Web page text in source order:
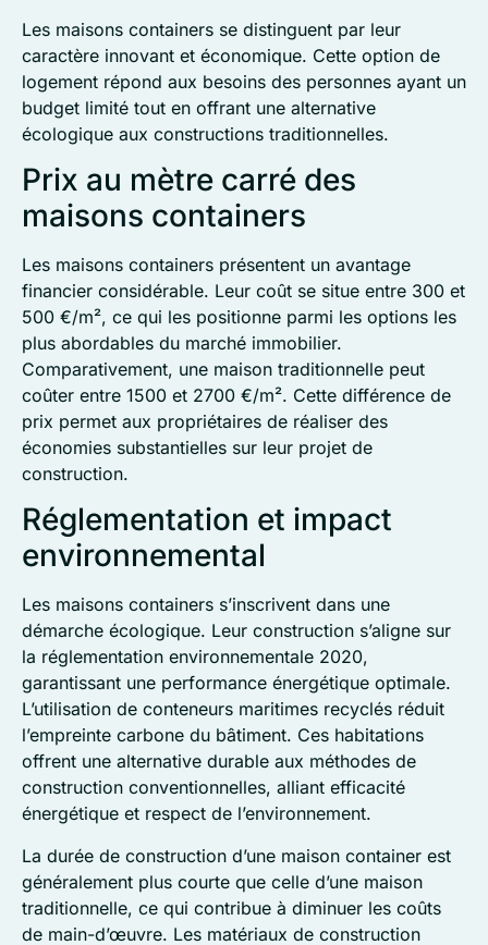
Les maisons containers se distinguent par leur
caractère innovant et économique. Cette option de
logement répond aux besoins des personnes ayant un
budget limité tout en offrant une alternative
écologique aux constructions traditionnelles.
Prix au mètre carré des
maisons containers
Les maisons containers présentent un avantage
financier considérable. Leur coût se situe entre 300 et
500 €/m², ce qui les positionne parmi les options les
plus abordables du marché immobilier.
Comparativement, une maison traditionnelle peut
coûter entre 1500 et 2700 €/m². Cette différence de
prix permet aux propriétaires de réaliser des
économies substantielles sur leur projet de
construction.
Réglementation et impact
environnemental
Les maisons containers s’inscrivent dans une
démarche écologique. Leur construction s’aligne sur
la réglementation environnementale 2020,
garantissant une performance énergétique optimale.
L’utilisation de conteneurs maritimes recyclés réduit
l’empreinte carbone du bâtiment. Ces habitations
offrent une alternative durable aux méthodes de
construction conventionnelles, alliant efficacité
énergétique et respect de l’environnement.
La durée de construction d’une maison container est
généralement plus courte que celle d’une maison
traditionnelle, ce qui contribue à diminuer les coûts
de main-d’œuvre. Les matériaux de construction